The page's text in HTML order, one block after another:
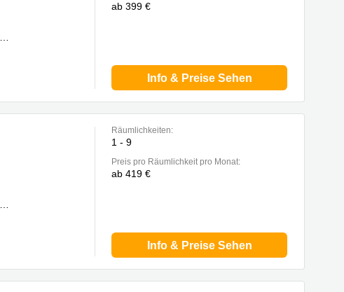
ab 399 €
Info & Preise Sehen
Räumlichkeiten:
1 - 9
Preis pro Räumlichkeit pro Monat:
ab 419 €
Info & Preise Sehen